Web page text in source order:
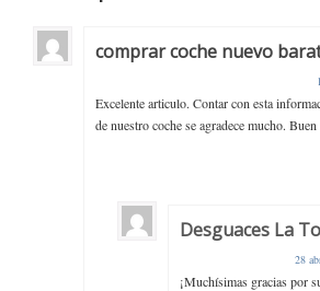
comprar coche nuevo
Excelente articulo. Contar con esta
de nuestro coche se agradece mucho. Buen
Desguaces La
28
¡Muchísimas gracias por